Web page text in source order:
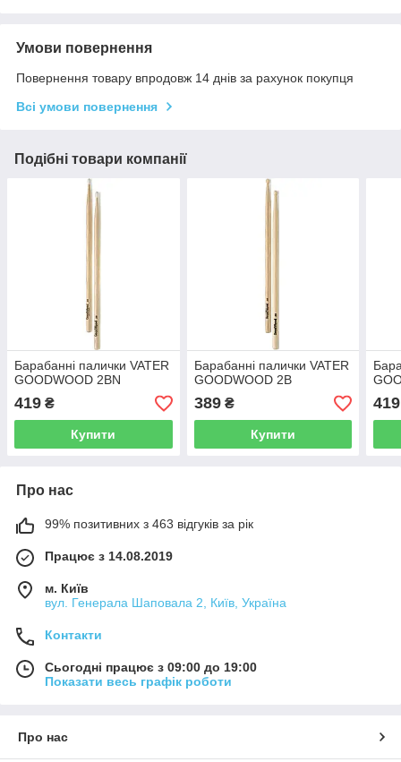
Умови повернення
Повернення товару впродовж 14 днів за рахунок покупця
Всі умови повернення
Подібні товари компанії
Барабанні палички VATER
GOODWOOD 2BN
419 ₴
Купити
Барабанні палички VATER
GOODWOOD 2B
389₴
Купити
419
Про нас
99% позитивних з 463 відгуків за рік
Працює з 14.08.2019
м. Київ
вул. Генерала Шаповала 2, Київ, Україна
Контакти
Сьогодні працює з 09:00 до 19:00
Показати весь графік роботи
Про нас